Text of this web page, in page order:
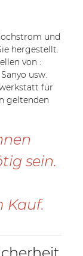
und
hergestellt.
von :
usw.
für
geltenden
sein.
Kauf.